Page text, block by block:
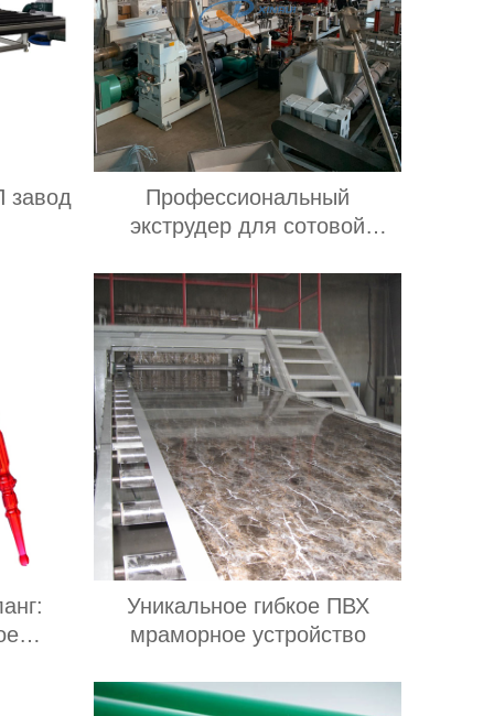
завод
Профессиональный
экструдер для сотовой
Уникальное гибкое ПВХ
мраморное устройство